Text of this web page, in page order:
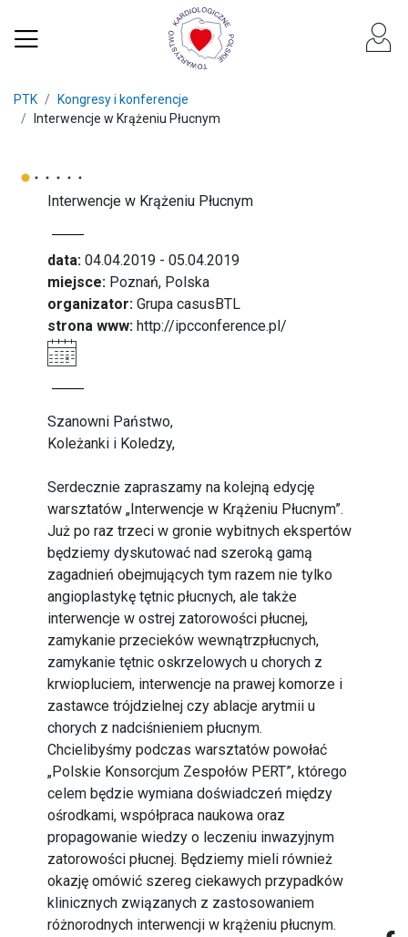
PTK
Kongresy i konferencje
Interwencje w Krążeniu Płucnym
Interwencje w Krążeniu Płucnym
data: 04.04.2019 - 05.04.2019
miejsce: Poznań, Polska
organizator: Grupa casusBTL
strona www: http://ipcconference.pl/
Szanowni Państwo,
Koleżanki i Koledzy,
Serdecznie zapraszamy na kolejną edycję
warsztatów „Interwencje w Krążeniu Płucnym”.
Już po raz trzeci w gronie wybitnych ekspertów
będziemy dyskutować nad szeroką gamą
zagadnień obejmujących tym razem nie tylko
angioplastykę tętnic płucnych, ale także
interwencje w ostrej zatorowości płucnej,
zamykanie przecieków wewnątrzpłucnych,
zamykanie tętnic oskrzelowych u chorych z
krwiopluciem, interwencje na prawej komorze i
zastawce trójdzielnej czy ablacje arytmii u
chorych z nadciśnieniem płucnym.
Chcielibyśmy podczas warsztatów powołać
„Polskie Konsorcjum Zespołów PERT”, którego
celem będzie wymiana doświadczeń między
ośrodkami, współpraca naukowa oraz
propagowanie wiedzy o leczeniu inwazyjnym
zatorowości płucnej. Będziemy mieli również
okazję omówić szereg ciekawych przypadków
klinicznych związanych z zastosowaniem
różnorodnych interwencji w krążeniu płucnym.